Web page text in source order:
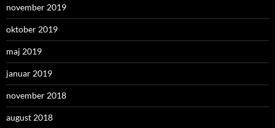
november 2019
oktober 2019
maj 2019
januar 2019
november 2018
august 2018